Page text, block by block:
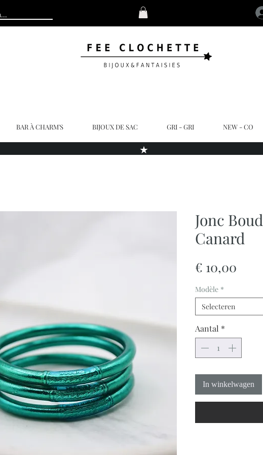
BAR À CHARM'S BIJOUX DE SAC GRI - GRI NEW - CO
Jonc
Canard
€ 10,00
Modèle *
Selecteren
Aantal *
In winkelwagen
★